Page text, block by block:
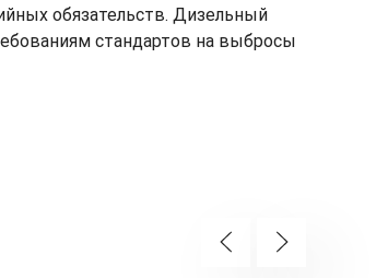
обязательств. Дизельный
стандартов на выбросы